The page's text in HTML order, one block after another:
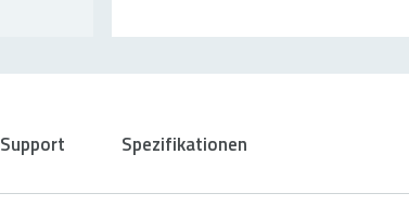
Spezifikationen